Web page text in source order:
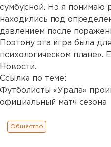
сумбурной. Но я понимаю
находились под
давлением после
Поэтому эта игра была
психологическом плане».
Новости.
Ссылка по теме:
Футболисты «Урала»
официальный матч сезона
Общество